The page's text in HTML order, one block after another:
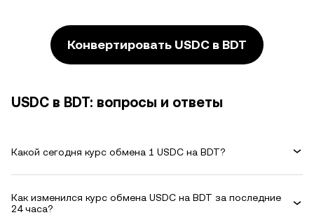
Конвертировать USDC в BDT
USDC в BDT: вопросы и ответы
Какой сегодня курс обмена 1 USDC на BDT?
Как изменился курс обмена USDC на BDT за последние
24 часа?